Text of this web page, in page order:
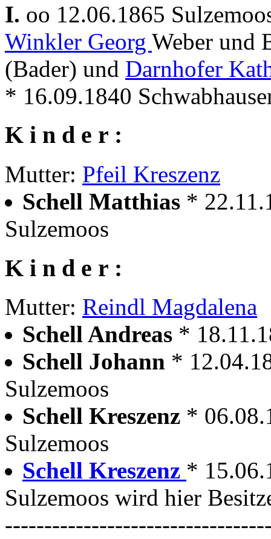
I. oo 12.06.1865
Winkler Georg Weber und
(Bader) und Darnhofer
* 16.09.1840
K i n d e r :
Mutter: Pfeil Kreszenz
Schell Matthias *
Sulzemoos
K i n d e r :
Mutter: Reindl Magdalena
Schell Andreas *
Schell Johann *
Sulzemoos
Schell Kreszenz *
Sulzemoos
Schell Kreszenz *
Sulzemoos wird hier